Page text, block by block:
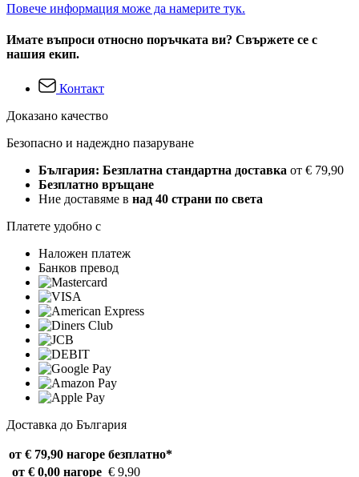
Повече информация може да намерите тук.
Имате въпроси относно поръчката ви? Свържете се с
нашия екип.
Контакт
Доказано качество
Безопасно и надеждно пазаруване
България: Безплатна стандартна доставка от € 79,90
Безплатно връщане
Ние доставяме в над 40 страни по света
Платете удобно с
Наложен платеж
Банков превод
Доставка до България
от € 79,90 нагоре безплатно*
от € 0,00 нагоре € 9,90